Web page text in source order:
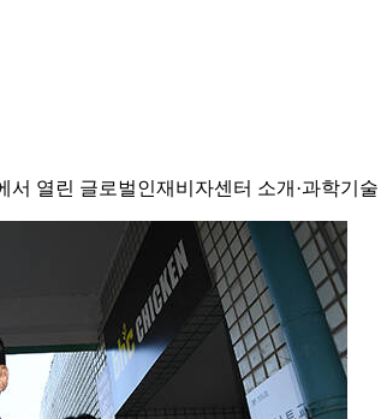
열린 글로벌인재비자센터 소개·과학기